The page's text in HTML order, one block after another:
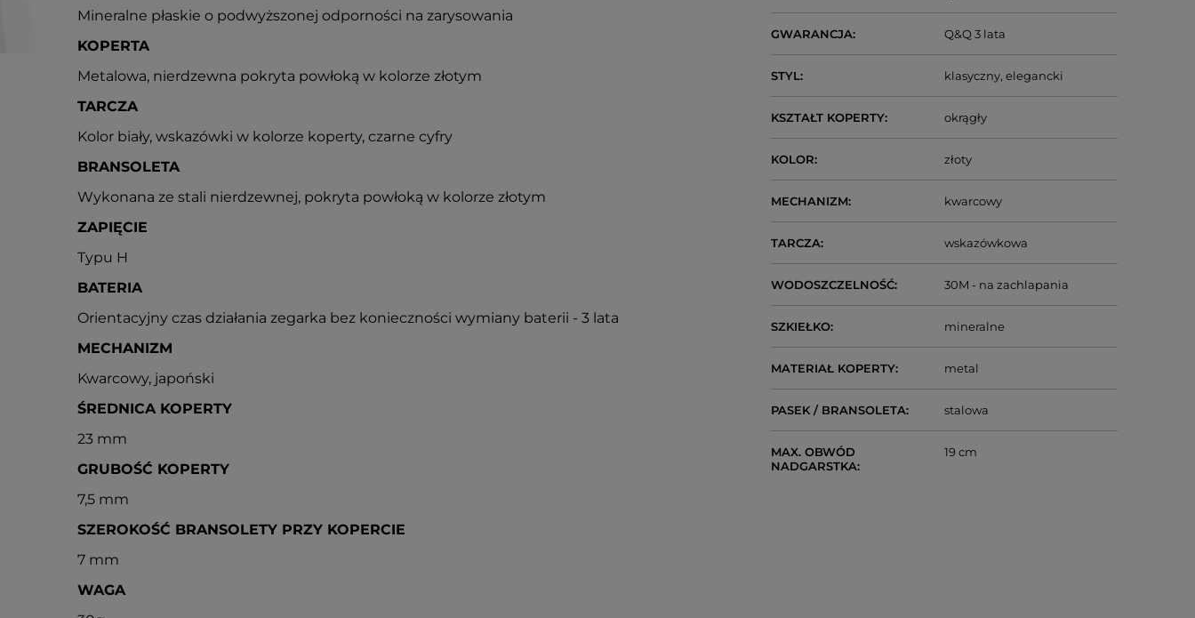
Mineralne płaskie o podwyższonej odporności na zarysowania
KOPERTA
Metalowa, nierdzewna pokryta powłoką w kolorze złotym
TARCZA
Kolor biały, wskazówki w kolorze koperty, czarne cyfry
BRANSOLETA
Wykonana ze stali nierdzewnej, pokryta powłoką w kolorze złotym
ZAPIĘCIE
Typu H
BATERIA
Orientacyjny czas działania zegarka bez konieczności wymiany baterii - 3 lata
MECHANIZM
Kwarcowy, japoński
ŚREDNICA KOPERTY
23 mm
GRUBOŚĆ KOPERTY
7,5 mm
SZEROKOŚĆ BRANSOLETY PRZY KOPERCIE
7 mm
WAGA
GWARANCJA Q&Q 3 lata
STYL klasyczny elegancki
KSZTAŁT KOPERTY okrągły
KOLOR złoty
MECHANIZM kwarcowy
TARCZA wskazówkowa
WODOSZCZELNOŚĆ 30M - na zachlapania
SZKIEŁKO mineralne
MATERIAŁ KOPERTY metal
PASEK / BRANSOLETA stalowa
MAX. OBWÓD
NADGARSTKA
19 cm